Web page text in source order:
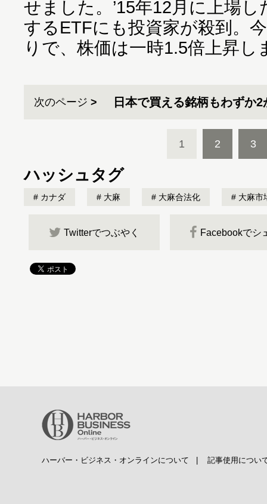
せました。’15年12月に上場
するETFにも投資家が殺到。
りで、株価は一時1.5倍上昇し
次のページ 日本で買える銘柄もわずか
1 2 3
ハッシュタグ
カナダ 大麻 大麻合法化 大麻市
Twitterでつぶやく Facebookでシ
ハーバー・ビジネス・オンラインについて 記事使用につい